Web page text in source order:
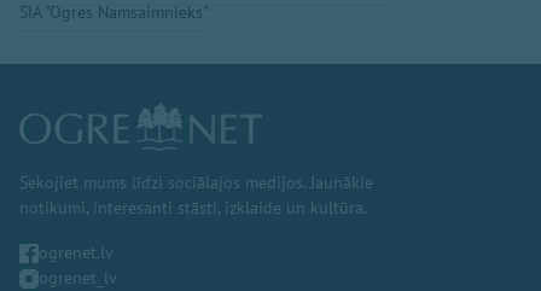
SIA "Ogres Namsaimnieks"
Sekojiet mums līdzi sociālajos medijos. Jaunākie
notikumi, interesanti stāsti, izklaide un kultūra.
ogrenet.lv
ogrenet_lv